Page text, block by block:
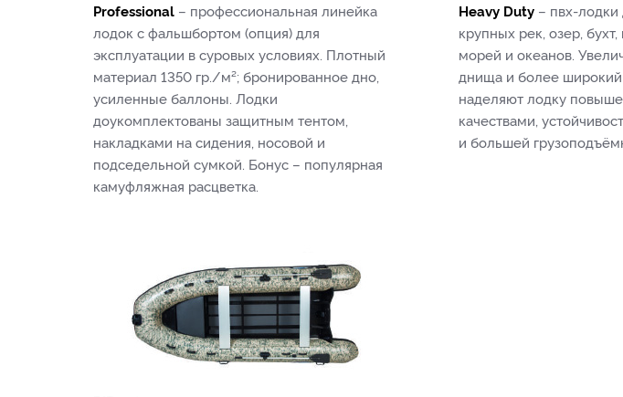
Professional – профессиональная линейка
лодок с фальшбортом (опция) для
эксплуатации в суровых условиях. Плотный
материал 1350 гр./м²; бронированное дно,
усиленные баллоны. Лодки
доукомплектованы защитным тентом,
накладками на сидения, носовой и
подседельной сумкой. Бонус – популярная
камуфляжная расцветка.
Heavy Duty– пвх-лодки
крупных рек, озер,
морей и океанов.
днища и более
наделяют лодку
качествами,
и большей